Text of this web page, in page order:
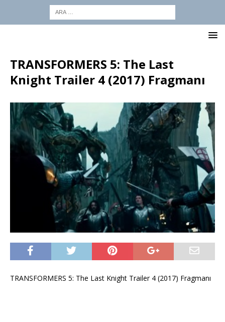
TRANSFORMERS 5: The Last
Knight Trailer 4 (2017) Fragmanı
TRANSFORMERS 5: The Last Knight Trailer 4 (2017) Fragmanı